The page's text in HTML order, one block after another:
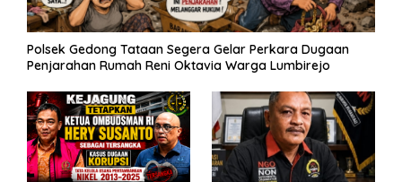
Polsek Gedong Tataan Segera Gelar Perkara Dugaan
Penjarahan Rumah Reni Oktavia Warga Lumbirejo